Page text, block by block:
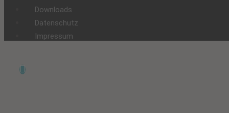
Downloads
Datenschutz
Impressum